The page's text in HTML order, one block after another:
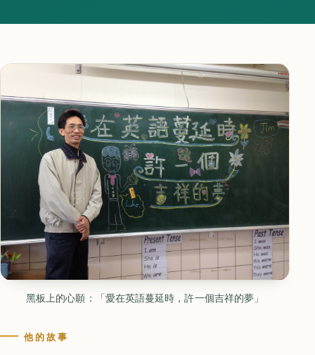
黑板上的心願：「愛在英語蔓延時，許一個吉祥的夢」
他的故事